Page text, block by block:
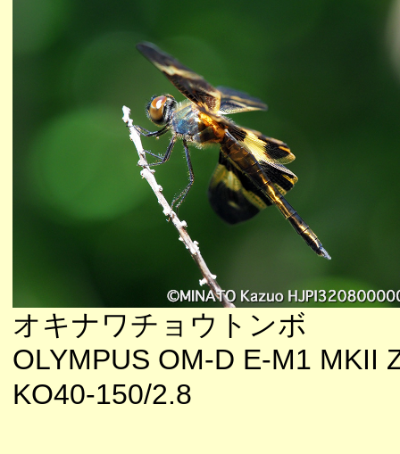
オキナワチョウトンボ
OLYMPUS OM-D E-M1 MKII
KO40-150/2.8